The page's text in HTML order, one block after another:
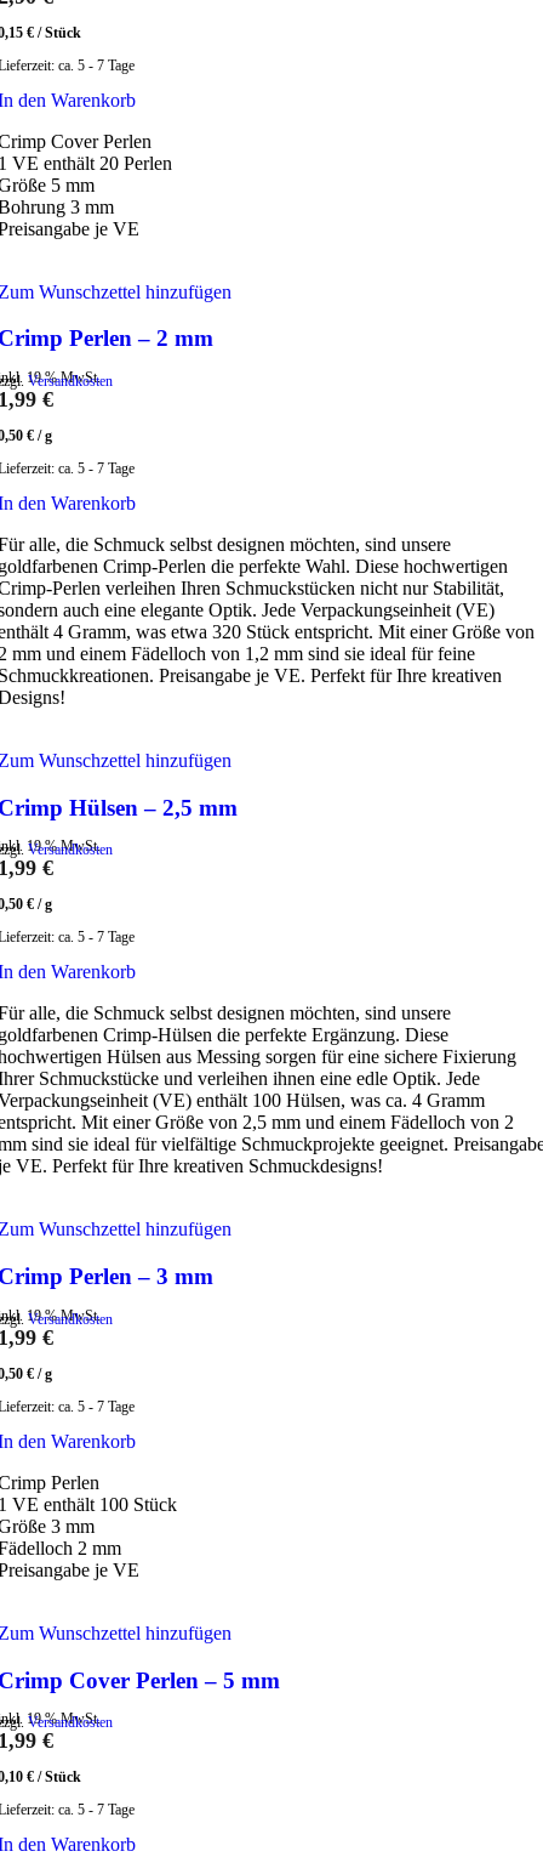
€ /Stück
ca. 5 - 7 Tage
den Warenkorb
Cover Perlen
VE enthält 20 Perlen
5 mm
3 mm
je VE
Wunschzettel hinzufügen
Perlen – 2 mm
19 % MwSt.
Versandkosten
€
€ /g
ca. 5 - 7 Tage
den Warenkorb
alle, die Schmuck selbst designen möchten, sind unsere
Crimp-Perlen die perfekte Wahl. Diese hochwertigen
Perlen verleihen Ihren Schmuckstücken nicht nur Stabilität,
auch eine elegante Optik. Jede Verpackungseinheit (VE)
4 Gramm, was etwa 320 Stück entspricht. Mit einer Größe von
mm und einem Fädelloch von 1,2 mm sind sie ideal für feine
Preisangabe je VE. Perfekt für Ihre kreativen
Wunschzettel hinzufügen
Hülsen – 2,5 mm
19 % MwSt.
Versandkosten
€
€ /g
ca. 5 - 7 Tage
den Warenkorb
alle, die Schmuck selbst designen möchten, sind unsere
Crimp-Hülsen die perfekte Ergänzung. Diese
Hülsen aus Messing sorgen für eine sichere Fixierung
Schmuckstücke und verleihen ihnen eine edle Optik. Jede
(VE) enthält 100 Hülsen, was ca. 4 Gramm
Mit einer Größe von 2,5 mm und einem Fädelloch von 2
sind sie ideal für vielfältige Schmuckprojekte geeignet.
VE. Perfekt für Ihre kreativen Schmuckdesigns!
Wunschzettel hinzufügen
Perlen – 3 mm
19 % MwSt.
Versandkosten
€
€ /g
ca. 5 - 7 Tage
den Warenkorb
Perlen
VE enthält 100 Stück
3 mm
2 mm
je VE
Wunschzettel hinzufügen
Cover Perlen – 5 mm
19 % MwSt.
Versandkosten
€
€ /Stück
ca. 5 - 7 Tage
den Warenkorb